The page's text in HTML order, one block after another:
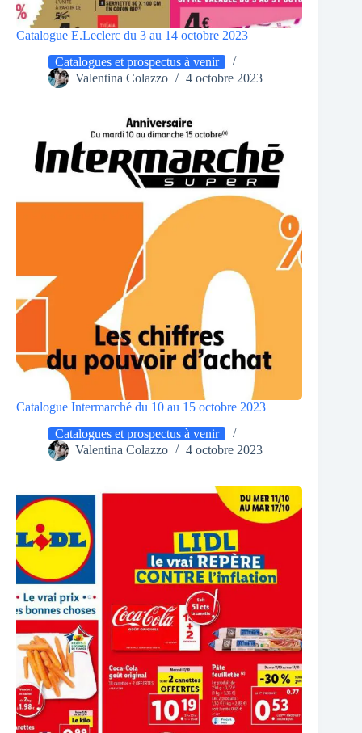
Catalogue E.Leclerc du 3 au 14 octobre 2023
Catalogues et prospectus à venir
Valentina Colazzo
4 octobre 2023
Catalogue Intermarché du 10 au 15 octobre 2023
Catalogues et prospectus à venir
Valentina Colazzo
4 octobre 2023